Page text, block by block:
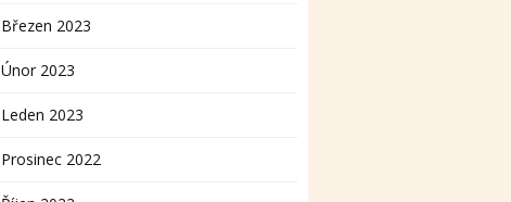
Březen 2023
Únor 2023
Leden 2023
Prosinec 2022